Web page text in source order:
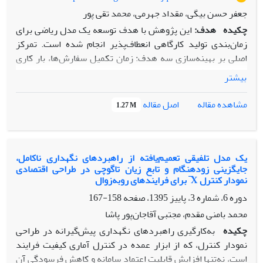
جعفر حسن بیگی، مقداد جهرمی، محمد تقی پور
چکیده هدف: این پژوهش با هدف توسعه یک مدل ریاضی برای
زمان‌بندی تولید کارگاهی انعطاف‌پذیر انجام شده است. تمرکز
اصلی بر بهینه‌سازی سه هدف: زمان تکمیل سفارش‌ها، بار کاری
حداکثری ماشین‌ها و مجموع بار کاری است. هدف نهایی افزایش
بهره‌وری و انعطاف‌پذیری در سیستم‌های تولیدی است.
روش‌شناسی پژوهش: از دو الگوریتم فرا ابتکاری
MOGWO برای حل مدل استفاده شده است. ابتدا مدل در
مقیاس کوچک اعتبارسنجی شد و سپس در ابعاد بزرگ‌تر تحلیل
دقت و کیفیت راه‌حل‌ها صورت گرفت.
یافته‌ها:
نتایج نشان داد MOGWO در مسایل متوسط عملکرد
ندارد. بیشترین حساسیت اهداف نسبت به هزینه ساخت و
نگهداری مشاهده شد. همچنین الگوی تخصیص منابع و ترتیب
بهینه فعالیت‌ها استخراج گردید.
اصالت/ارزش‌افزوده علمی: اصالت این پژوهش در توسعه و کاربرد
یک مدل ریاضی ترکیبی برای زمان‌بندی سیستم‌های تولید
بیشتر
مشاهده مقاله
اصل مقاله 1.27 M
یک مدل تلفیقی تعمیم‌یافته از راهبردهای نگهداری ناکامل،
جایگزینی زودهنگام و تابع زیان تاگوچی در طراحی اقتصادی
نمودار کنترل X ̅ برای فرایندهای روبه‌زوال
دوره 6، شماره 3، پاییز 1395، صفحه
158-167
محمد بامنی مقدم، مجتبی آقاجان‌پور پاشا
چکیده به‌کارگیری راهبردهای نگهداری پیش‌گیرانه در طراحی
نمودار کنترل، که از ابزار عمده در کنترل آماری کیفیت فرایند
است، نه‌تنها افزایش قابلیت اعتماد سامانه و کاهش فرسودگی آن